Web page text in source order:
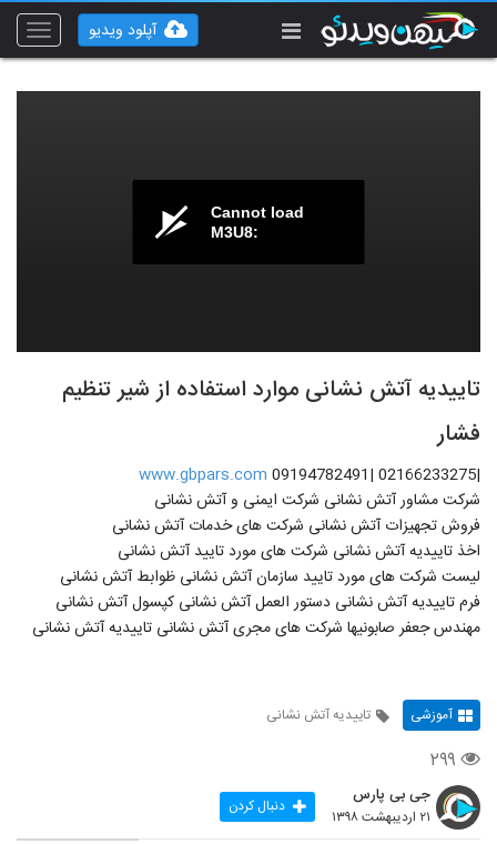
Toggle
آپلود ویدیو
Cannot load
M3U8:
تاییدیه آتش نشانی موارد استفاده از شیر تنظیم
فشار
|02166233275 |09194782491
www.gbpars.com
شرکت مشاور آتش نشانی شرکت ایمنی و آتش نشانی
فروش تجهیزات آتش نشانی شرکت های خدمات آتش نشانی
اخذ تاییدیه آتش نشانی شرکت های مورد تایید آتش نشانی
لیست شرکت های مورد تایید سازمان آتش نشانی ظوابط آتش نشانی
فرم تاییدیه آتش نشانی دستور العمل آتش نشانی کپسول آتش نشانی
مهندس جعفر صابونیها شرکت های مجری آتش نشانی تاییدیه آتش نشانی
آموزشی تاییدیه آتش نشانی
۲۹۹
جی بی پارس
۲۱ اردیبهشت ۱۳۹۸ دنبال کردن